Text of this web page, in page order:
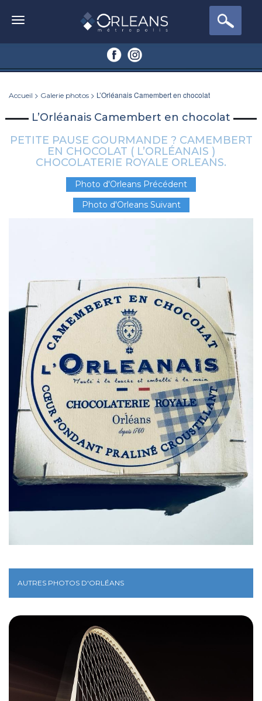
Accueil > Galerie photos > L’Orléanais Camembert en chocolat
L’Orléanais Camembert en chocolat
PETITE PAUSE GOURMANDE ? CAMEMBERT
EN CHOCOLAT ( L’ORLÉANAIS )
CHOCOLATERIE ROYALE ORLEANS.
Photo d'Orleans Précédent
Photo d'Orleans Suivant
AUTRES PHOTOS D'ORLÉANS